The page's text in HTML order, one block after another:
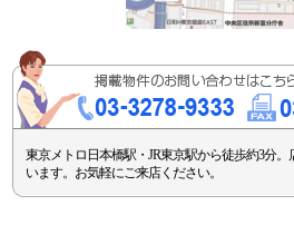
東京メトロ日本橋駅・JR東京駅から徒歩約3分。
います。お気軽にご来店ください。